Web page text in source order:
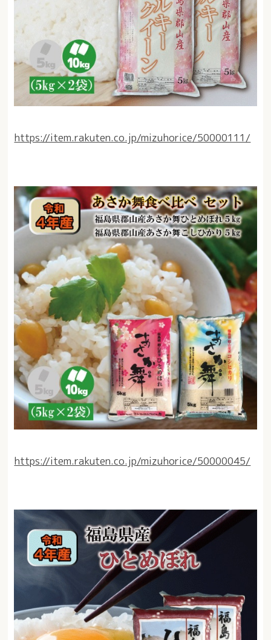
https://item.rakuten.co.jp/mizuhorice/50000111/
https://item.rakuten.co.jp/mizuhorice/50000045/